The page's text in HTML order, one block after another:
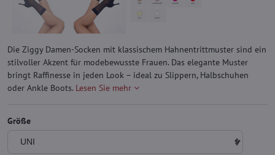
Die Ziggy Damen-Socken mit klassischem Hahnentrittmuster sind ein
stilvoller Akzent für modebewusste Frauen. Das elegante Muster
bringt Raffinesse in jeden Look – ideal zu Slippern, Halbschuhen
oder Ankle Boots. Lesen Sie mehr
Größe